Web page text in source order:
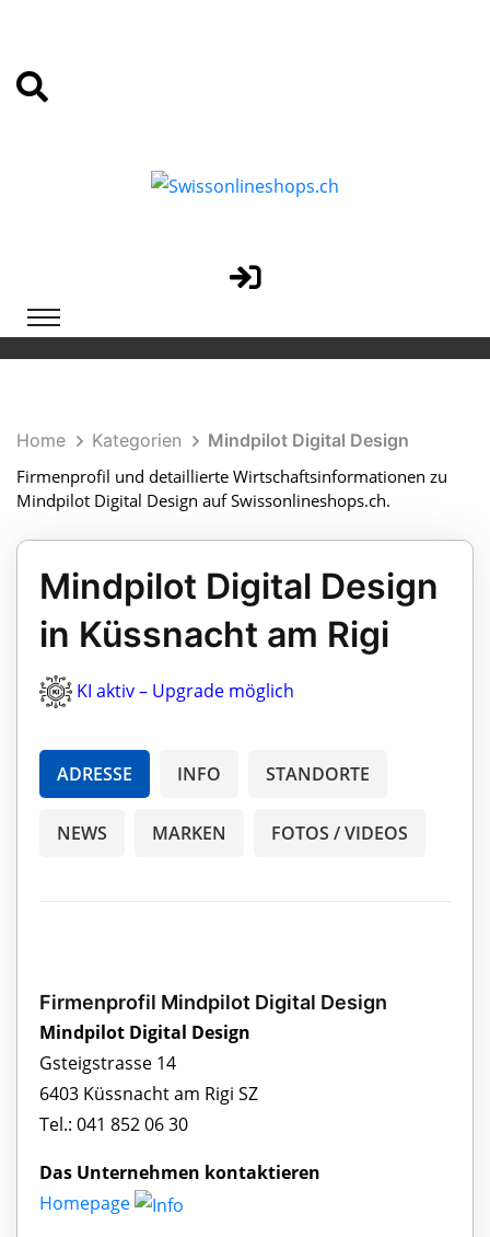
Home Kategorien
Mindpilot Digital Design
Firmenprofil und detaillierte Wirtschaftsinformationen zu
Mindpilot Digital Design auf Swissonlineshops.ch.
Mindpilot Digital Design
in Küssnacht am Rigi
KI aktiv – Upgrade möglich
ADRESSE INFO STANDORTE
NEWS MARKEN FOTOS / VIDEOS
Firmenprofil Mindpilot Digital Design
Mindpilot Digital Design
Gsteigstrasse 14
6403 Küssnacht am Rigi SZ
Tel.: 041 852 06 30
Das Unternehmen kontaktieren
Homepage